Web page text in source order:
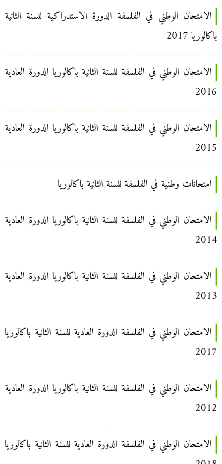
الامتحان الوطني في الفلسفة الدورة الاستدراكية للسنة الثانية
باكالوريا 2017
الامتحان الوطني في الفلسفة للسنة الثانية باكالوريا الدورة العادية
2016
الامتحان الوطني في الفلسفة للسنة الثانية باكالوريا الدورة العادية
2015
امتحانات وطنية في الفلسفة للسنة الثانية باكالوريا
الامتحان الوطني في الفلسفة للسنة الثانية باكالوريا الدورة العادية
2014
الامتحان الوطني في الفلسفة للسنة الثانية باكالوريا الدورة العادية
2013
الامتحان الوطني في الفلسفة الدورة العادية للسنة الثانية باكالوريا
2017
الامتحان الوطني في الفلسفة للسنة الثانية باكالوريا الدورة العادية
2012
الامتحان الوطني في الفلسفة الدورة العادية للسنة الثانية باكالوريا